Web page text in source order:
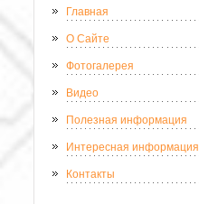
Главная
О Сайте
Фотогалерея
Видео
Полезная информация
Интересная информация
Контакты